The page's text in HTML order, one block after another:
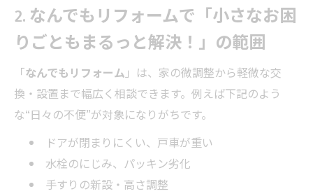
2. なんでもリフォームで「小さなお困
りごともまるっと解決！」の範囲
「なんでもリフォーム」は、家の微調整から軽微な交
換・設置まで幅広く相談できます。例えば下記のよう
な“日々の不便”が対象になりがちです。
ドアが閉まりにくい、戸車が重い
水栓のにじみ、パッキン劣化
手すりの新設・高さ調整